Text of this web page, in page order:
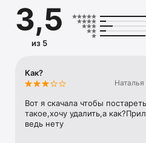
3,5
из 5
Как?
Вот я скачала чтобы
такое,хочу удалить,а
ведь нету